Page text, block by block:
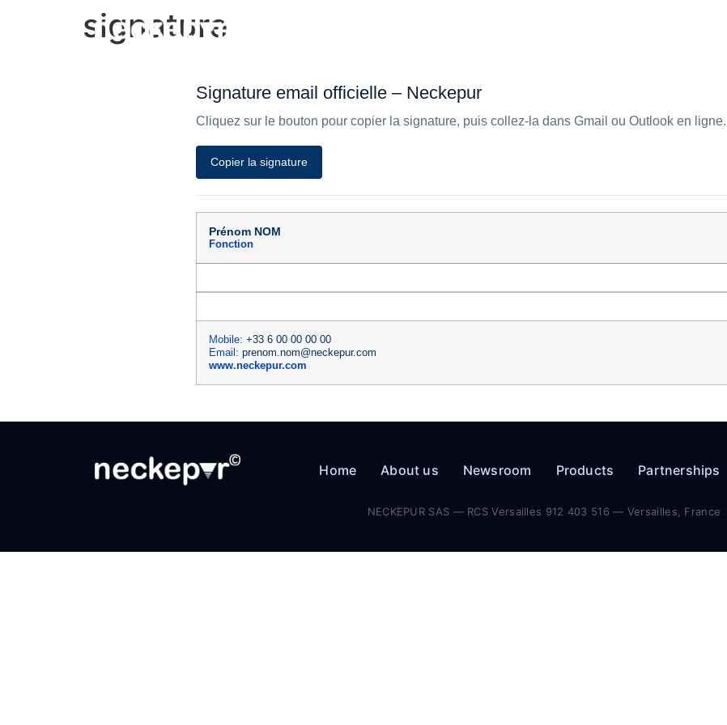
signature
Signature email officielle – Neckepur
Cliquez sur le bouton pour copier la signature, puis collez-la dans Gmail ou Outlook en ligne.
Copier la signature
Prénom NOM
Fonction
Mobile: +33 6 00 00 00 00
Email: prenom.nom@neckepur.com
www.neckepur.com
Home About us Newsroom Products Partnerships